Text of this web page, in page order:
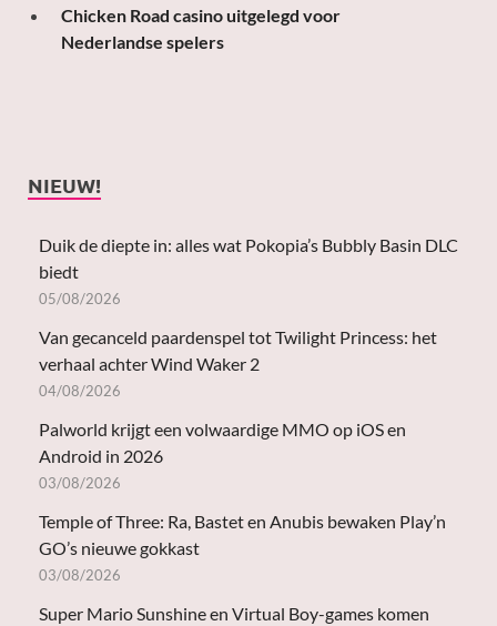
Chicken Road casino uitgelegd voor
Nederlandse spelers
NIEUW!
Duik de diepte in: alles wat Pokopia’s Bubbly Basin DLC
biedt
05/08/2026
Van gecanceld paardenspel tot Twilight Princess: het
verhaal achter Wind Waker 2
04/08/2026
Palworld krijgt een volwaardige MMO op iOS en
Android in 2026
03/08/2026
Temple of Three: Ra, Bastet en Anubis bewaken Play’n
GO’s nieuwe gokkast
03/08/2026
Super Mario Sunshine en Virtual Boy-games komen